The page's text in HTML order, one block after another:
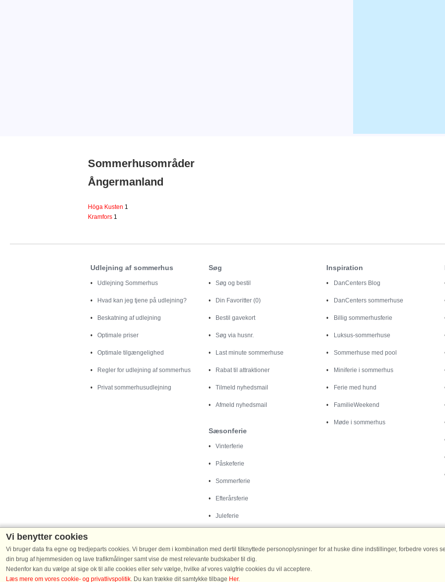
Sommerhusområder
Ångermanland
Höga Kusten 1
Kramfors 1
Udlejning af sommerhus
Udlejning Sommerhus
Hvad kan jeg tjene på udlejning?
Beskatning af udlejning
Optimale priser
Optimale tilgængelighed
Regler for udlejning af sommerhus
Privat sommerhusudlejning
Søg
Søg og bestil
Din Favoritter (0)
Bestil gavekort
Søg via husnr.
Last minute sommerhuse
Rabat til attraktioner
Tilmeld nyhedsmail
Afmeld nyhedsmail
Sæsonferie
Vinterferie
Påskeferie
Sommerferie
Efterårsferie
Juleferie
Inspiration
DanCenters Blog
DanCenters sommerhuse
Billig sommerhusferie
Luksus-sommerhuse
Sommerhuse med pool
Miniferie i sommerhus
Ferie med hund
FamilieWeekend
Møde i sommerhus
Destinationer
Vi benytter cookies
Vi bruger data fra egne og tredjeparts cookies. Vi bruger dem i kombination med dertil tilknyttede personoplysninger for at huske dine indstillinger, forbedre vores
din brug af hjemmesiden og lave trafikmålinger samt vise de mest relevante budskaber til dig.
Nedenfor kan du vælge at sige ok til alle cookies eller selv vælge, hvilke af vores valgfrie cookies du vil acceptere.
Læs mere om vores cookie- og privatlivspolitik. Du kan trække dit samtykke tilbage Her.